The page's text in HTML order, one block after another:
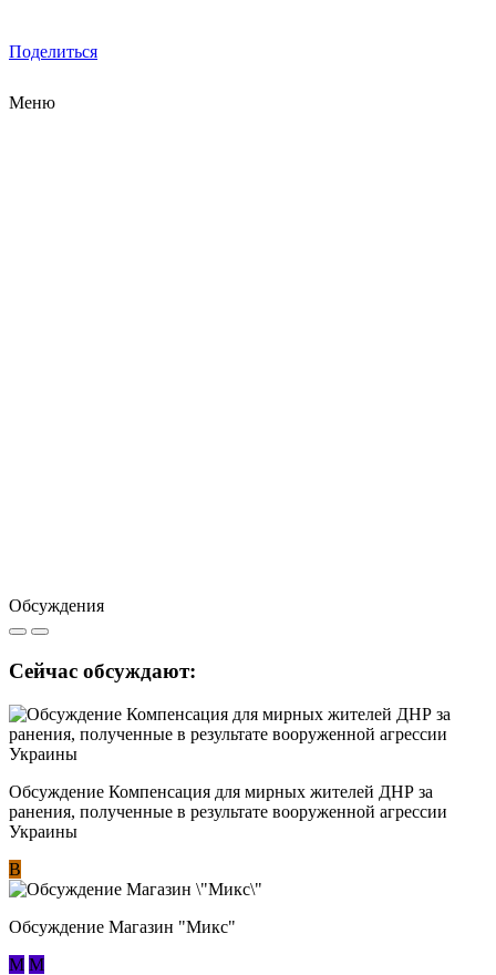
Поделиться
Меню
Обсуждения
Сейчас обсуждают:
Обсуждение Компенсация для мирных жителей ДНР за
ранения, полученные в результате вооруженной агрессии
Украины
В
Обсуждение Магазин "Микс"
М М